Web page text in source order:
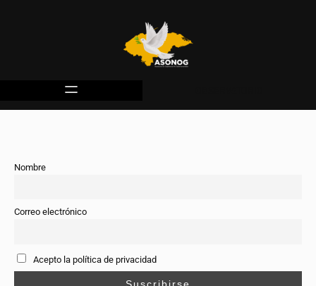
Nombre
Correo electrónico
Acepto la política de privacidad